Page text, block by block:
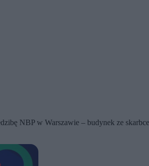
NBP w Warszawie – budynek ze